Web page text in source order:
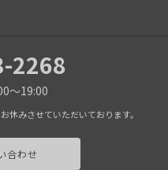
2268
～19:00
みさせていただいております。
合わせ